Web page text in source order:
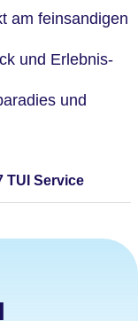
am feinsandigen
und Erlebnis-
und
TUI Service